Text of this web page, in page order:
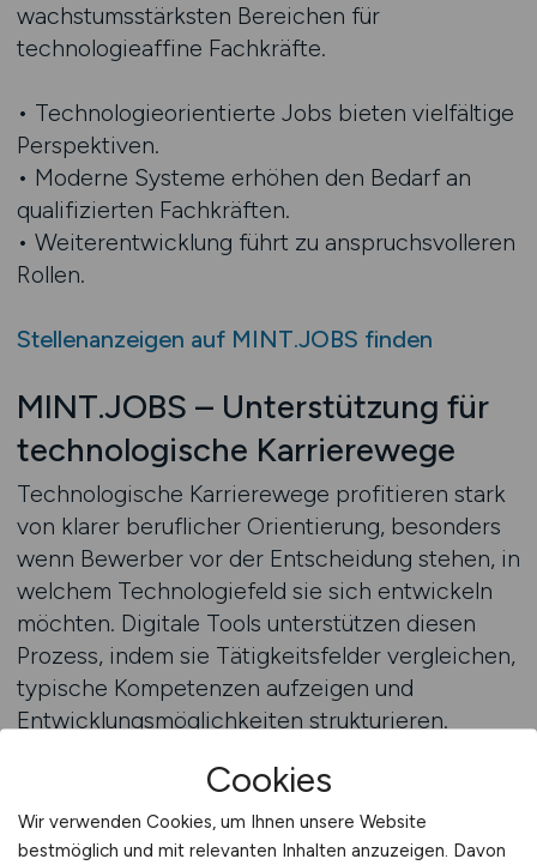
wachstumsstärksten Bereichen für
technologieaffine Fachkräfte.
• Technologieorientierte Jobs bieten vielfältige
Perspektiven.
• Moderne Systeme erhöhen den Bedarf an
qualifizierten Fachkräften.
• Weiterentwicklung führt zu anspruchsvolleren
Rollen.
Stellenanzeigen auf MINT.JOBS finden
MINT.JOBS – Unterstützung für
technologische Karrierewege
Technologische Karrierewege profitieren stark
von klarer beruflicher Orientierung, besonders
wenn Bewerber vor der Entscheidung stehen, in
welchem Technologiefeld sie sich entwickeln
möchten. Digitale Tools unterstützen diesen
Prozess, indem sie Tätigkeitsfelder vergleichen,
typische Kompetenzen aufzeigen und
Entwicklungsmöglichkeiten strukturieren.
Berufsbilder so stark, dass ohne einen präzisen
Überblick leicht der Zusammenhang zwischen
Qualifikation, Aufgabenprofil und
Cookies
Wir verwenden Cookies, um Ihnen unsere Website
bestmöglich und mit relevanten Inhalten anzuzeigen. Davon